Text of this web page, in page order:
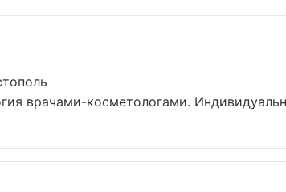
врачами-косметологами.